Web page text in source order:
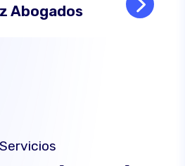
Abogados Read
Servicios